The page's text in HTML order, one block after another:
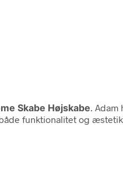
Skabe Højskabe .
funktionalitet og